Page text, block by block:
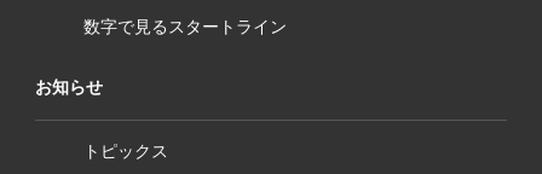
数字で見るスタートライン
お知らせ
トピックス